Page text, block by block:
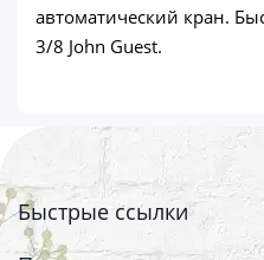
автоматический кран.
3/8 John Guest.
Быстрые ссылки